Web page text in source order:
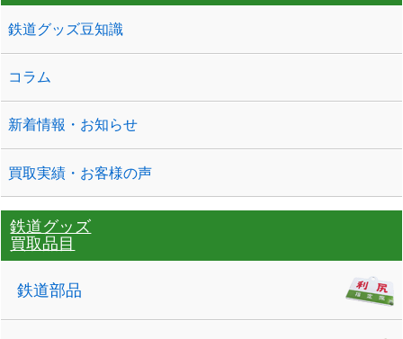
鉄道グッズ豆知識
コラム
新着情報・お知らせ
買取実績・お客様の声
鉄道グッズ
買取品目
鉄道部品